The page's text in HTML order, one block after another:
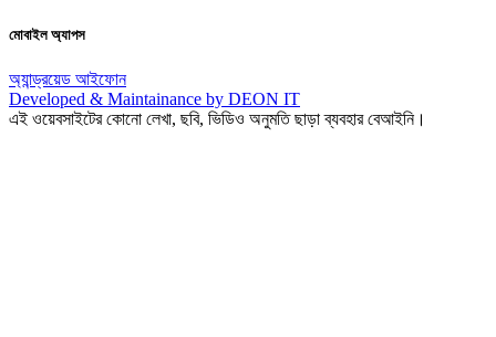
মোবাইল অ্যাপস
অ্যান্ড্রয়েড আইফোন
Developed & Maintainance by DEON IT
এই ওয়েবসাইটের কোনো লেখা, ছবি, ভিডিও অনুমতি ছাড়া ব্যবহার বেআইনি।